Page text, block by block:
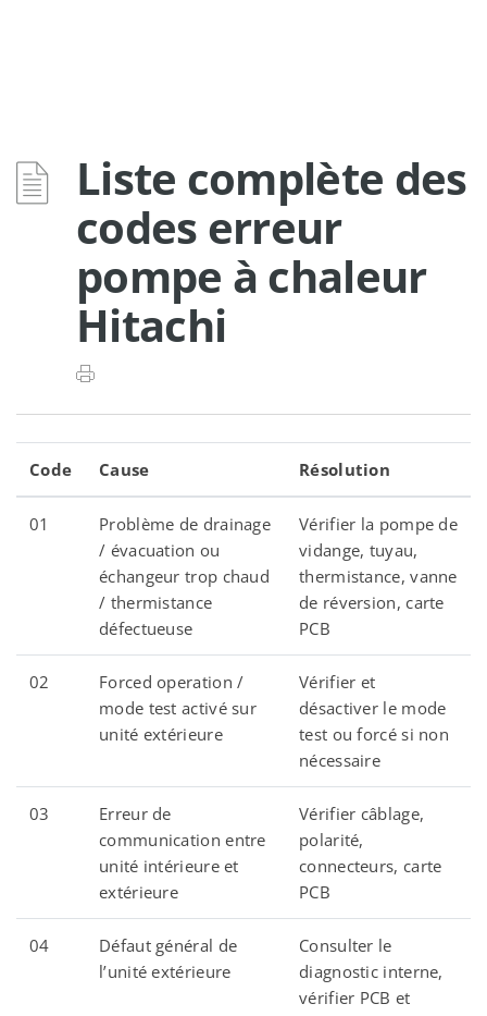
Liste complète des
codes erreur
pompe à chaleur
Hitachi
Code Cause Résolution
01
Problème de drainage
/ évacuation ou
échangeur trop chaud
/ thermistance
défectueuse
Vérifier la pompe de
vidange, tuyau,
thermistance, vanne
de réversion, carte
PCB
02
Forced operation /
mode test activé sur
unité extérieure
Vérifier et
désactiver le mode
test ou forcé si non
nécessaire
03
Erreur de
communication entre
unité intérieure et
extérieure
Vérifier câblage,
polarité,
connecteurs, carte
PCB
04
Défaut général de
l’unité extérieure
Consulter le
diagnostic interne,
vérifier PCB et